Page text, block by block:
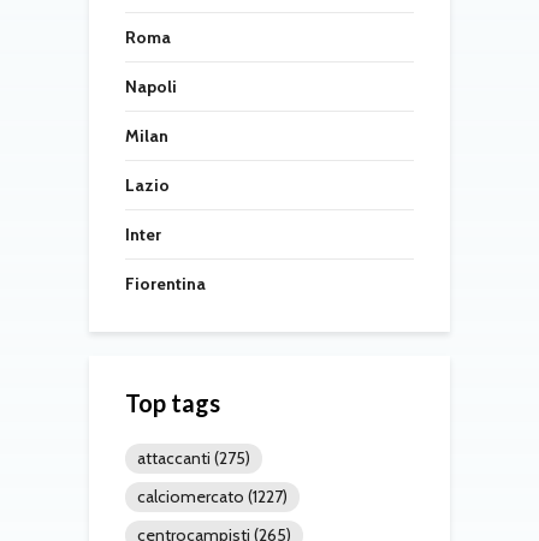
Roma
Napoli
Milan
Lazio
Inter
Fiorentina
Top tags
attaccanti (275)
calciomercato (1227)
centrocampisti (265)